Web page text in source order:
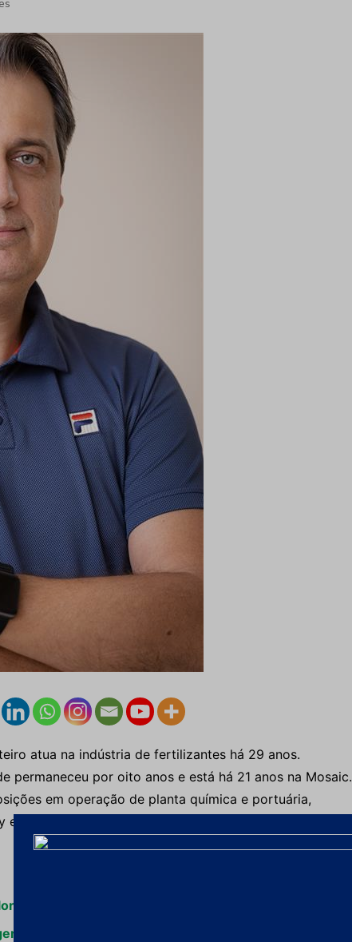
atua na indústria de fertilizantes há 29 anos.
permaneceu por oito anos e está há 21 anos na Mosaic.
em operação de planta química e portuária,
operação de mina/usina, na qual atualmente ocupa a
tem novo gerente geral
geral para empreendimento em Arraias